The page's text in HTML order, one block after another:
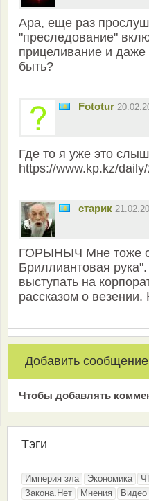
Ара, еще раз
"преследование"
прицеливание и
быть?
Fototur
Где то я уже это
https://www.kp.kz/
старик
ГОРЫНЫЧ Мне тоже
Бриллиантовая
выступать на
рассказом о везении.
Добавить сообщение
Чтобы добавлять
Тэги
Империя зла Экономика
Закона.Нет
Мнения Видео